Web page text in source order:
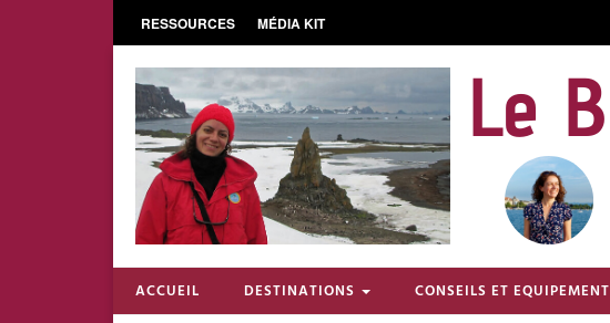
RESSOURCES MÉDIA KIT
ACCUEIL DESTINATIONS CONSEILS ET EQUIPEMENT